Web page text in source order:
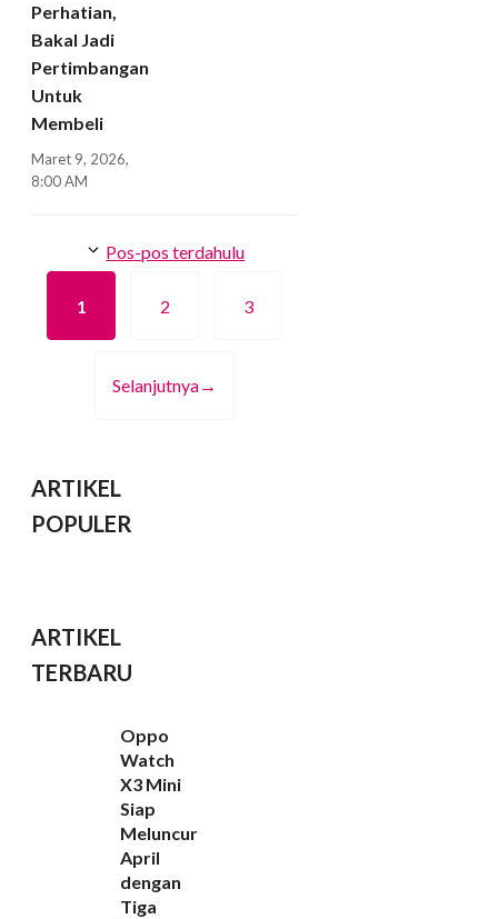
Perhatian,
Bakal Jadi
Pertimbangan
Untuk
Membeli
Maret 9, 2026,
8:00 AM
Pos-pos terdahulu
Halaman
1
Halaman
2
Halaman
3
Selanjutnya→
ARTIKEL
POPULER
ARTIKEL
TERBARU
Oppo
Watch
X3 Mini
Siap
Meluncur
April
dengan
Tiga